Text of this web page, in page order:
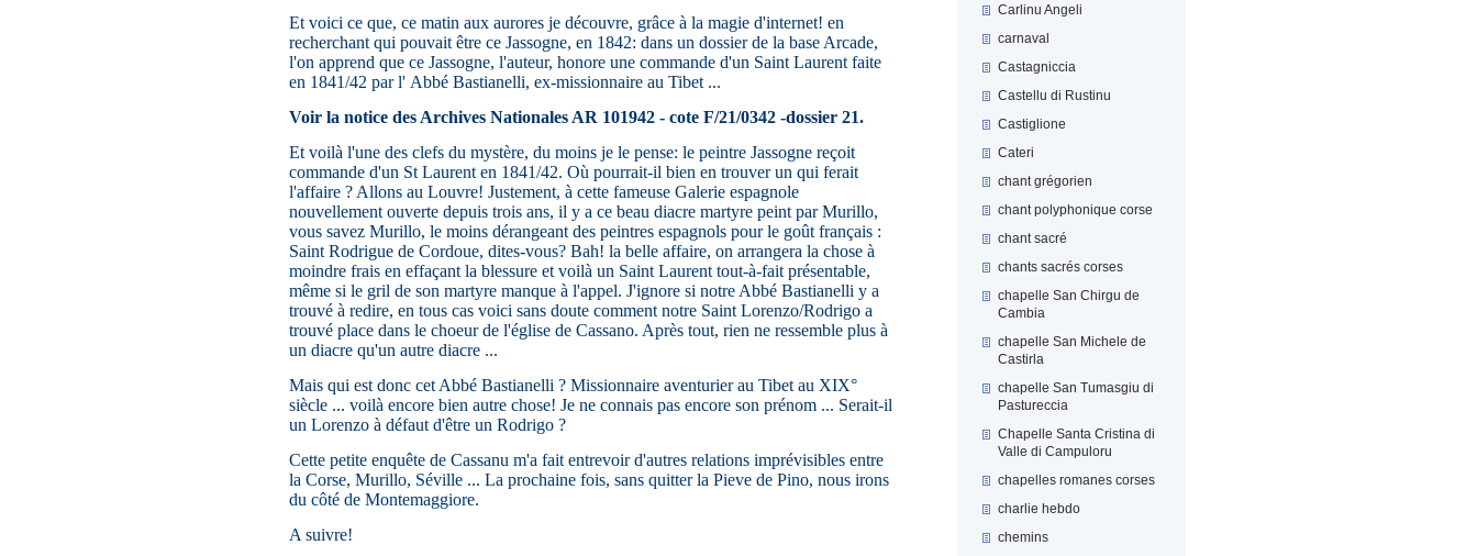
Carlinu Angeli
carnaval
Castagniccia
Castellu di Rustinu
Castiglione
Cateri
chant grégorien
chant polyphonique corse
chant sacré
chants sacrés corses
chapelle San Chirgu de
Cambia
chapelle San Michele de
Castirla
chapelle San Tumasgiu di
Pastureccia
Chapelle Santa Cristina di
Valle di Campuloru
chapelles romanes corses
charlie hebdo
chemins
Et voici ce que, ce matin aux aurores je découvre, grâce à la magie d'internet! en
recherchant qui pouvait être ce Jassogne, en 1842: dans un dossier de la base Arcade,
l'on apprend que ce Jassogne, l'auteur, honore une commande d'un Saint Laurent faite
en 1841/42 par l' Abbé Bastianelli, ex-missionnaire au Tibet ...
Voir la notice des Archives Nationales AR 101942 - cote F/21/0342 -dossier 21.
Et voilà l'une des clefs du mystère, du moins je le pense: le peintre Jassogne reçoit
commande d'un St Laurent en 1841/42. Où pourrait-il bien en trouver un qui ferait
l'affaire ? Allons au Louvre! Justement, à cette fameuse Galerie espagnole
nouvellement ouverte depuis trois ans, il y a ce beau diacre martyre peint par Murillo,
vous savez Murillo, le moins dérangeant des peintres espagnols pour le goût français :
Saint Rodrigue de Cordoue, dites-vous? Bah! la belle affaire, on arrangera la chose à
moindre frais en effaçant la blessure et voilà un Saint Laurent tout-à-fait présentable,
même si le gril de son martyre manque à l'appel. J'ignore si notre Abbé Bastianelli y a
trouvé à redire, en tous cas voici sans doute comment notre Saint Lorenzo/Rodrigo a
trouvé place dans le choeur de l'église de Cassano. Après tout, rien ne ressemble plus à
un diacre qu'un autre diacre ...
Mais qui est donc cet Abbé Bastianelli ? Missionnaire aventurier au Tibet au XIX°
siècle ... voilà encore bien autre chose! Je ne connais pas encore son prénom ... Serait-il
un Lorenzo à défaut d'être un Rodrigo ?
Cette petite enquête de Cassanu m'a fait entrevoir d'autres relations imprévisibles entre
la Corse, Murillo, Séville ... La prochaine fois, sans quitter la Pieve de Pino, nous irons
du côté de Montemaggiore.
A suivre!